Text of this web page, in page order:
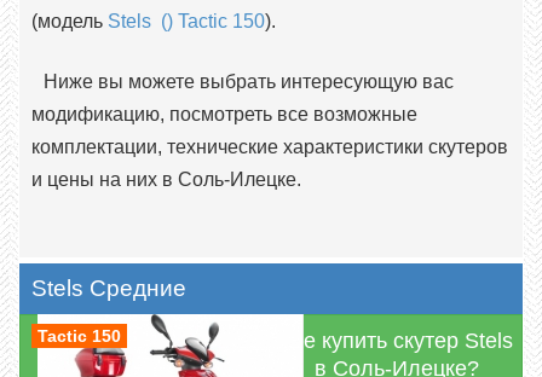
(модель Stels () Tactic 150).
Ниже вы можете выбрать интересующую вас
модификацию, посмотреть все возможные
комплектации, технические характеристики скутеров
и цены на них в Соль-Илецке.
Stels Средние
Tactic 150
Где купить скутер Stels
в Соль-Илецке?